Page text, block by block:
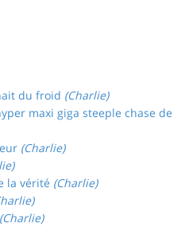
du froid (Charlie)
maxi giga steeple chase de
(Charlie)
la vérité (Charlie)
(Charlie)